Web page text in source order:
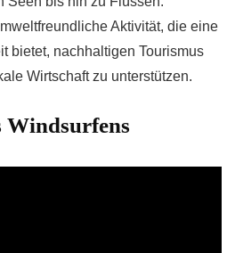
Aktivität, die eine
bietet, nachhaltigen Tourismus
Wirtschaft zu unterstützen.
Windsurfens